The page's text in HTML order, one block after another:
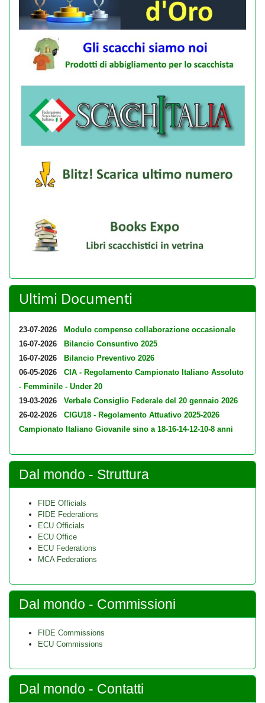
Ultimi Documenti
23-07-2026
Modulo compenso collaborazione occasionale
16-07-2026
Bilancio Consuntivo 2025
16-07-2026
Bilancio Preventivo 2026
06-05-2026
CIA - Regolamento Campionato Italiano Assoluto
- Femminile - Under 20
19-03-2026
Verbale Consiglio Federale del 20 gennaio 2026
26-02-2026
CIGU18 - Regolamento Attuativo 2025-2026
Campionato Italiano Giovanile sino a 18-16-14-12-10-8 anni
Dal mondo - Struttura
FIDE Officials
FIDE Federations
ECU Officials
ECU Office
ECU Federations
MCA Federations
Dal mondo - Commissioni
FIDE Commissions
ECU Commissions
Dal mondo - Contatti